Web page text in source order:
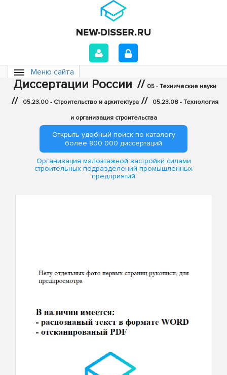
Меню сайта
Диссертации России // 05 - Технические науки
// 05.23.00 - Строительство и архитектура // 05.23.08 - Технология
и организация строительства
Открыть удобный поиск по каталогу
более 800 000 диссертаций
Организация малоэтажной застройки силами
строительных подразделений промышленных
предприятий